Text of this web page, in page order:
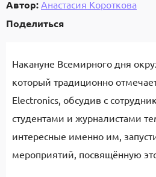
Автор: Анастасия Короткова
Поделиться
Накануне Всемирного дня
который традиционно
Electronics, обсудив с
студентами и журналистами
интересные именно им,
мероприятий, посвящённую